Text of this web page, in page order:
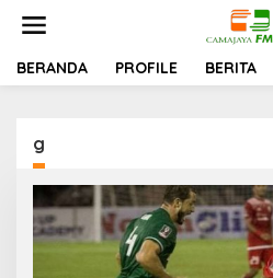
BERANDA PROFILE BERITA
g